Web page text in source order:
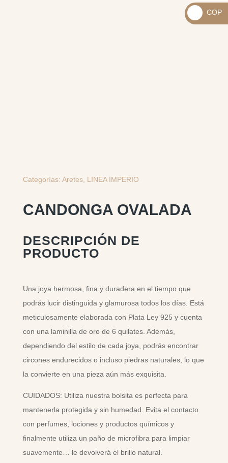
Categorías: Aretes, LINEA IMPERIO
CANDONGA OVALADA
DESCRIPCIÓN DE
PRODUCTO
Una joya hermosa, fina y duradera en el tiempo que
podrás lucir distinguida y glamurosa todos los días. Está
meticulosamente elaborada con Plata Ley 925 y cuenta
con una laminilla de oro de 6 quilates. Además,
dependiendo del estilo de cada joya, podrás encontrar
circones endurecidos o incluso piedras naturales, lo que
la convierte en una pieza aún más exquisita.
CUIDADOS: Utiliza nuestra bolsita es perfecta para
mantenerla protegida y sin humedad. Evita el contacto
con perfumes, lociones y productos químicos y
finalmente utiliza un paño de microfibra para limpiar
suavemente… le devolverá el brillo natural.
_
USD
_
COP